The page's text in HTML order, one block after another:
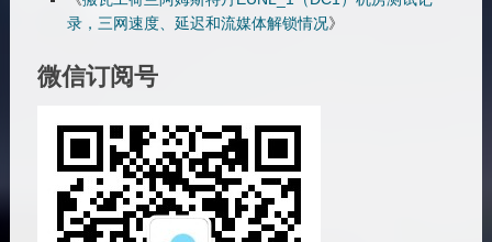
录，三网速度、延迟和流媒体解锁情况》
微信订阅号